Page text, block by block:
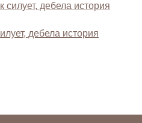
силует, дебела история
дебела история